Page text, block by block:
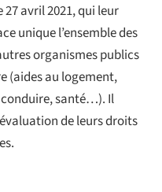
avril 2021, qui leur
unique l’ensemble des
organismes publics
(aides au logement,
santé…). Il
de leurs droits